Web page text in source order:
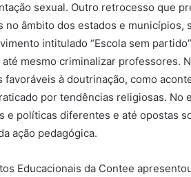
sexual. Outro retrocesso que
no âmbito dos estados e municípios,
intitulado “Escola sem
mesmo criminalizar professores.
favoráveis à doutrinação, como
por tendências religiosas. No
e políticas diferentes e até opostas
ação pedagógica.
Educacionais da Contee